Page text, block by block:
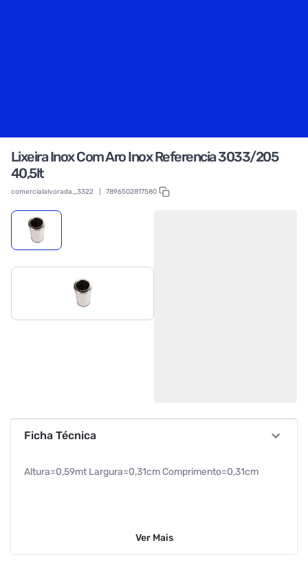
Lixeira Inox Com Aro Inox Referencia 3033/205
40,5lt
comercialalvorada_3322 7896502817580
Ficha Técnica
Altura=0,59mt Largura=0,31cm Comprimento=0,31cm
Ver Mais